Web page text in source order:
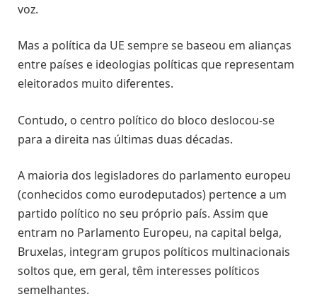
voz.
Mas a política da UE sempre se baseou em alianças
entre países e ideologias políticas que representam
eleitorados muito diferentes.
Contudo, o centro político do bloco deslocou-se
para a direita nas últimas duas décadas.
A maioria dos legisladores do parlamento europeu
(conhecidos como eurodeputados) pertence a um
partido político no seu próprio país. Assim que
entram no Parlamento Europeu, na capital belga,
Bruxelas, integram grupos políticos multinacionais
soltos que, em geral, têm interesses políticos
semelhantes.